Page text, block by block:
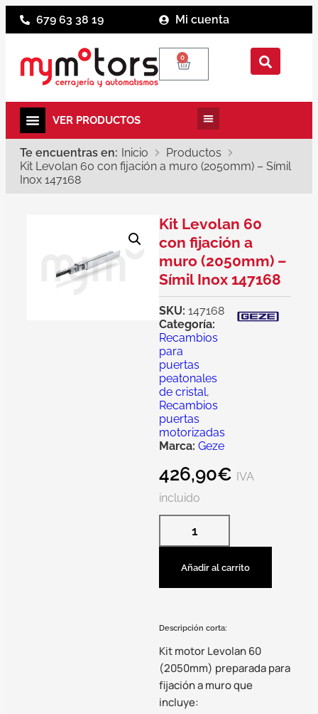
679 63 38 19 Mi cuenta
0
Te encuentras en: Inicio
Productos
Kit Levolan 60 con fijación a muro (2050mm) – Símil
Inox 147168
Kit Levolan 60
con fijación a
muro (2050mm) –
Símil Inox 147168
SKU: 147168
Categoría:
Recambios
para
puertas
peatonales
de cristal,
Recambios
puertas
motorizadas
Marca: Geze
426,90€ IVA
incluido
Añadir al carrito
Descripción corta:
Kit motor Levolan 60
(2050mm) preparada para
fijación a muro que
incluye: